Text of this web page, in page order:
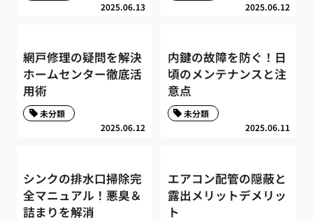
2025.06.13 2025.06.12
網戸修理の疑問を解決
ホームセンター徹底活
用術
2025.06.12
未分類
内鍵の故障を防ぐ！日
頃のメンテナンスと注
意点
2025.06.11
未分類
シンクの排水口掃除完
全マニュアル！悪臭＆
詰まりを解消
エアコン配管の隠蔽と
露出メリットデメリッ
ト